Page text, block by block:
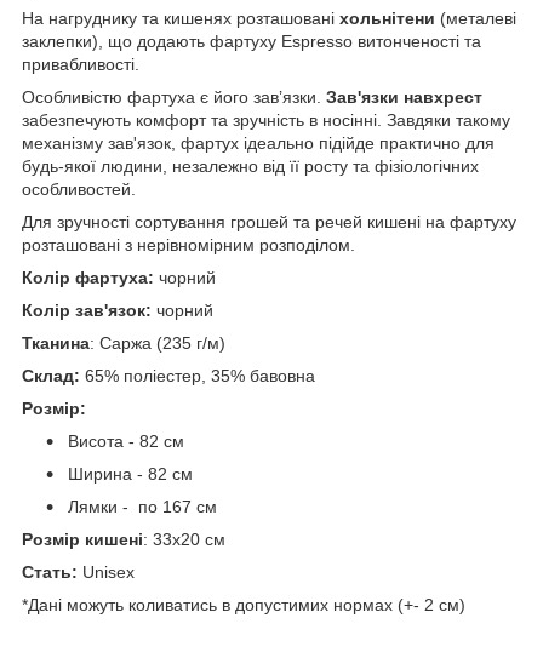
На нагруднику та кишенях розташовані хольнітени (металеві
заклепки), що додають фартуху Espresso витонченості та
привабливості.
Особливістю фартуха є його зав’язки. Зав'язки навхрест
забезпечують комфорт та зручність в носінні. Завдяки такому
механізму зав'язок, фартух ідеально підійде практично для
будь-якої людини, незалежно від її росту та фізіологічних
особливостей.
Для зручності сортування грошей та речей кишені на фартуху
розташовані з нерівномірним розподілом.
Колір фартуха: чорний
Колір зав'язок: чорний
Тканина: Саржа (235 г/м)
Склад: 65% поліестер, 35% бавовна
Розмір:
Висота - 82 см
Ширина - 82 см
Лямки - по 167 см
Розмір кишені: 33x20 см
Стать: Unisex
*Дані можуть коливатись в допустимих нормах (+- 2 см)